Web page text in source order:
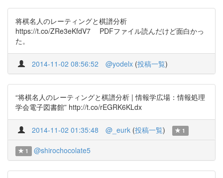
将棋名人のレーティングと棋譜分析
https://t.co/ZRe3eKfdV7 PDFファイル読んだけど面白かっ
た。
2014-11-02 08:56:52 @yodelx (投稿一覧)
“将棋名人のレーティングと棋譜分析 | 情報学広場：情報処理
学会電子図書館” http://t.co/rEGRK6KLdx
2014-11-02 01:35:48 @_eurk (投稿一覧) 1
1 @shirochocolate5